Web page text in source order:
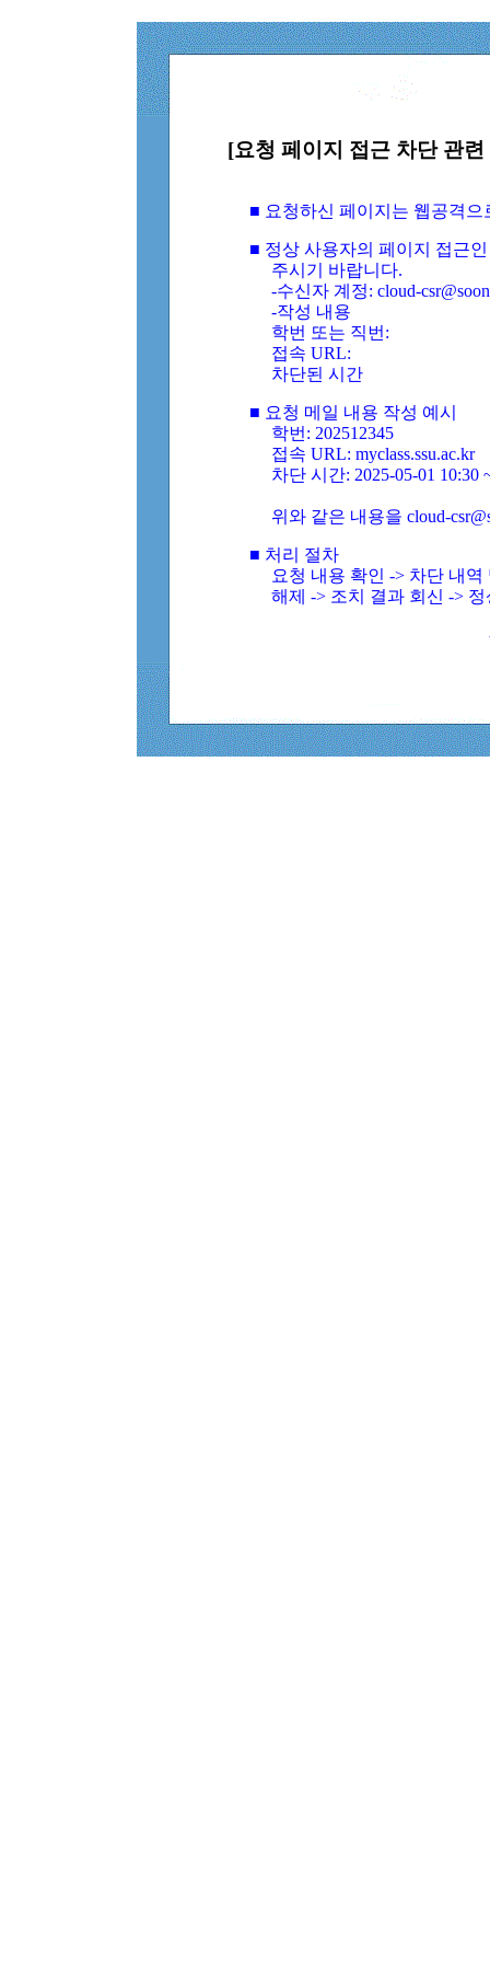
[요청 페이지 접근 차단 관
■ 요청하신 페이지는 웹공격
■ 정상 사용자의 페이지 접근
주시기 바랍니다.
-수신자 계정: cloud-
-작성 내용
학번 또는 직번:
접속 URL:
차단된 시간
■ 요청 메일 내용 작성 예시
학번: 202512345
접속 URL: myclass.ssu.ac.kr
차단 시간: 2025-05-01 10:30
위와 같은 내용을 cloud-
■ 처리 절차
요청 내용 확인 -> 차단 내
해제 -> 조치 결과 회신 ->